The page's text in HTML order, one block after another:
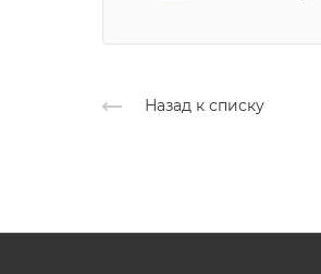
Назад к списку